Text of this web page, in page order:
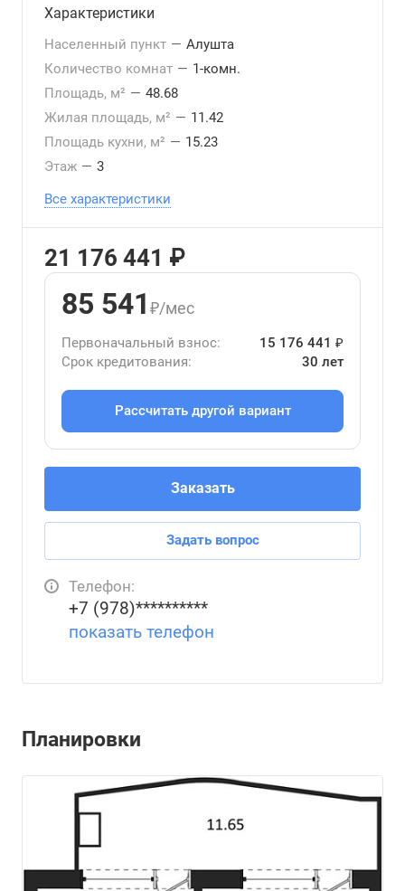
Характеристики
Населенный пункт — Алушта
Количество комнат — 1-комн.
Площадь, м² — 48.68
Жилая площадь, м² — 11.42
Площадь кухни, м² — 15.23
Этаж — 3
Все характеристики
21 176 441 ₽
85 541 ₽/мес
Первоначальный взнос:
15 176 441 ₽
Срок кредитования:
30 лет
Рассчитать другой вариант
Заказать
Задать вопрос
Телефон:
+7 (978)**********
показать телефон
Планировки